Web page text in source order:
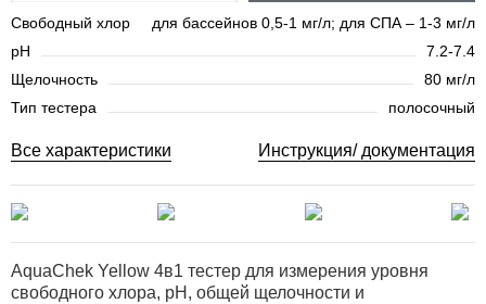
Свободный хлор
для бассейнов 0,5-1 мг/л; для СПА – 1-3 мг/л
pH
7.2-7.4
Щелочность
80 мг/л
Тип тестера
полосочный
Все характеристики Инструкция/ документация
AquaChek Yellow 4в1 тестер для измерения уровня
свободного хлора, рН, общей щелочности и